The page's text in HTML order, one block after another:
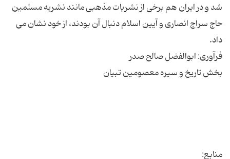
شد و در ایران هم برخی از نشریات مذهبی مانند نشریه مسلمین
حاج سراج انصاری و آیین اسلام دنبال آن بودند، از خود نشان می